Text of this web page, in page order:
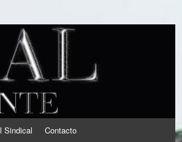
Sindical Contacto